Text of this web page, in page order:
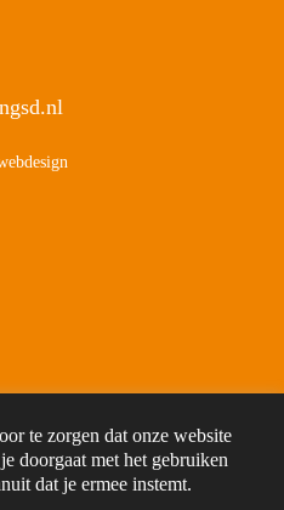
te zorgen dat onze website
doorgaat met het gebruiken
dat je ermee instemt.